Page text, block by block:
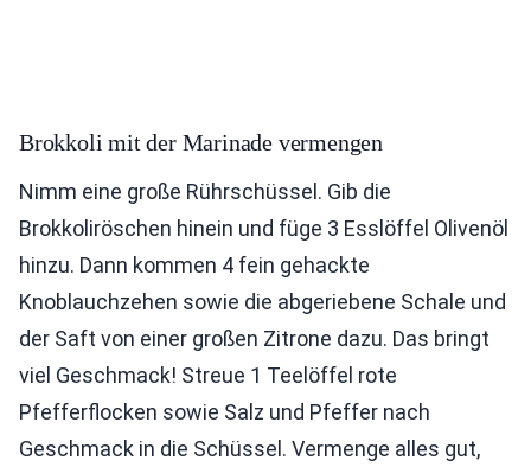
Brokkoli mit der Marinade vermengen
Nimm eine große Rührschüssel. Gib die
Brokkoliröschen hinein und füge 3 Esslöffel Olivenöl
hinzu. Dann kommen 4 fein gehackte
Knoblauchzehen sowie die abgeriebene Schale und
der Saft von einer großen Zitrone dazu. Das bringt
viel Geschmack! Streue 1 Teelöffel rote
Pfefferflocken sowie Salz und Pfeffer nach
Geschmack in die Schüssel. Vermenge alles gut,